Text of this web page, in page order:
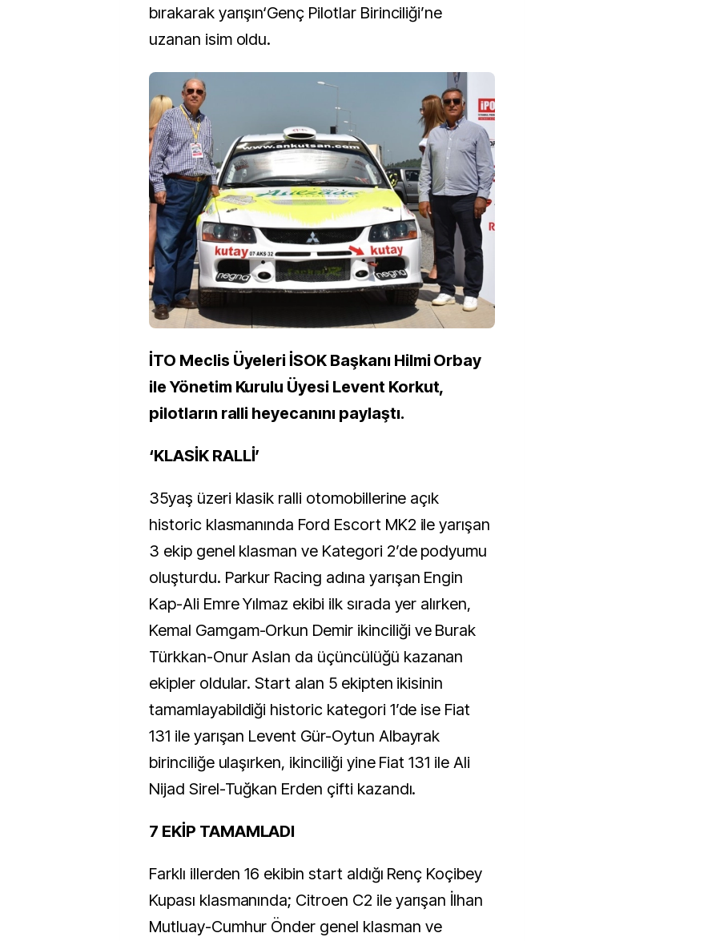
bırakarak yarışın‘Genç Pilotlar Birinciliği’ne
uzanan isim oldu.
İTO Meclis Üyeleri İSOK Başkanı Hilmi Orbay
ile Yönetim Kurulu Üyesi Levent Korkut,
pilotların ralli heyecanını paylaştı.
‘KLASİK RALLİ’
35yaş üzeri klasik ralli otomobillerine açık
historic klasmanında Ford Escort MK2 ile yarışan
3 ekip genel klasman ve Kategori 2’de podyumu
oluşturdu. Parkur Racing adına yarışan Engin
Kap-Ali Emre Yılmaz ekibi ilk sırada yer alırken,
Kemal Gamgam-Orkun Demir ikinciliği ve Burak
Türkkan-Onur Aslan da üçüncülüğü kazanan
ekipler oldular. Start alan 5 ekipten ikisinin
tamamlayabildiği historic kategori 1’de ise Fiat
131 ile yarışan Levent Gür-Oytun Albayrak
birinciliğe ulaşırken, ikinciliği yine Fiat 131 ile Ali
Nijad Sirel-Tuğkan Erden çifti kazandı.
7 EKİP TAMAMLADI
Farklı illerden 16 ekibin start aldığı Renç Koçibey
Kupası klasmanında; Citroen C2 ile yarışan İlhan
Mutluay-Cumhur Önder genel klasman ve